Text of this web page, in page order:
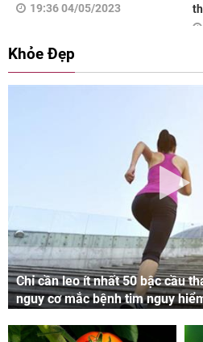
19:36 04/05/2023
Khỏe Đẹp
Chỉ cần leo ít nhất 50 bậc cầu
nguy cơ mắc bệnh tim nguy